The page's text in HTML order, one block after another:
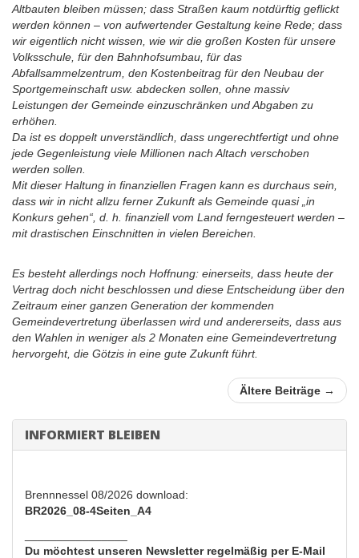
Altbauten bleiben müssen; dass Straßen kaum notdürftig geflickt
werden können – von aufwertender Gestaltung keine Rede; dass
wir eigentlich nicht wissen, wie wir die großen Kosten für unsere
Volksschule, für den Bahnhofsumbau, für das
Abfallsammelzentrum, den Kostenbeitrag für den Neubau der
Sportgemeinschaft usw. abdecken sollen, ohne massiv
Leistungen der Gemeinde einzuschränken und Abgaben zu
erhöhen.
Da ist es doppelt unverständlich, dass ungerechtfertigt und ohne
jede Gegenleistung viele Millionen nach Altach verschoben
werden sollen.
Mit dieser Haltung in finanziellen Fragen kann es durchaus sein,
dass wir in nicht allzu ferner Zukunft als Gemeinde quasi „in
Konkurs gehen“, d. h. finanziell vom Land ferngesteuert werden –
mit drastischen Einschnitten in vielen Bereichen.
Es besteht allerdings noch Hoffnung: einerseits, dass heute der
Vertrag doch nicht beschlossen und diese Entscheidung über den
Zeitraum einer ganzen Generation der kommenden
Gemeindevertretung überlassen wird und andererseits, dass aus
den Wahlen in weniger als 2 Monaten eine Gemeindevertretung
hervorgeht, die Götzis in eine gute Zukunft führt.
Ältere Beiträge →
INFORMIERT BLEIBEN
Brennnessel 08/2026 download:
BR2026_08-4Seiten_A4
Du möchtest unseren Newsletter regelmäßig per E-Mail